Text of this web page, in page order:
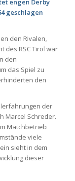
engen Derby
geschlagen
den Rivalen,
des RSC Tirol war
den
das Spiel zu
den
der
Marcel Schreder.
Matchbetrieb
viele
sieht in dem
dieser